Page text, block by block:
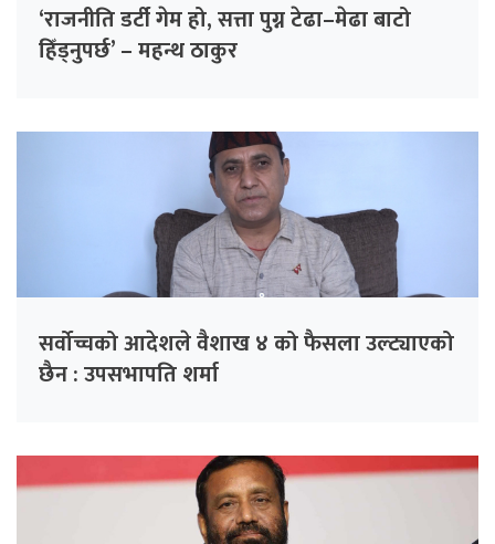
‘राजनीति डर्टी गेम हो, सत्ता पुग्न टेढा–मेढा बाटो
हिँड्नुपर्छ’ – महन्थ ठाकुर
सर्वोच्चको आदेशले वैशाख ४ को फैसला उल्ट्याएको
छैन : उपसभापति शर्मा